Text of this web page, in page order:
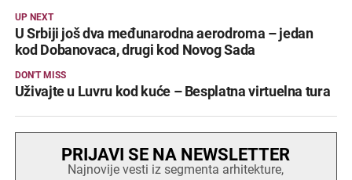
UP NEXT
U Srbiji još dva međunarodna aerodroma – jedan
kod Dobanovaca, drugi kod Novog Sada
DON'T MISS
Uživajte u Luvru kod kuće – Besplatna virtuelna tura
PRIJAVI SE NA NEWSLETTER
Najnovije vesti iz segmenta arhitekture,